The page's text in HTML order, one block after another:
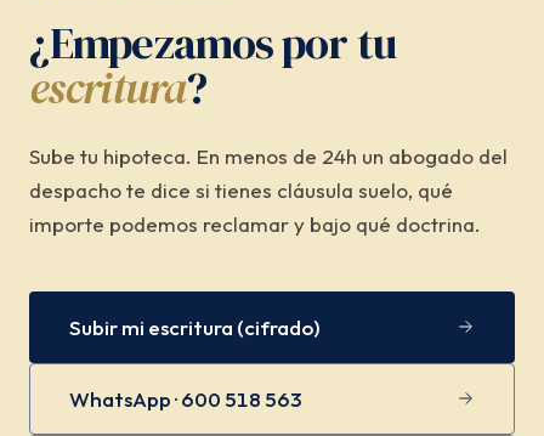
¿Empezamos por tu
escritura?
Sube tu hipoteca. En menos de 24h un abogado del
despacho te dice si tienes cláusula suelo, qué
importe podemos reclamar y bajo qué doctrina.
Subir mi escritura (cifrado)
WhatsApp · 600 518 563